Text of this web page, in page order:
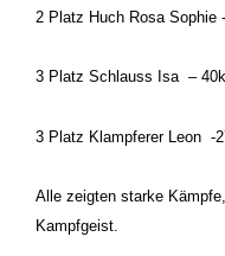
2 Platz Huch Rosa Sophie
3 Platz Schlauss Isa –
3 Platz Klampferer Leon -
Alle zeigten starke
Kampfgeist.